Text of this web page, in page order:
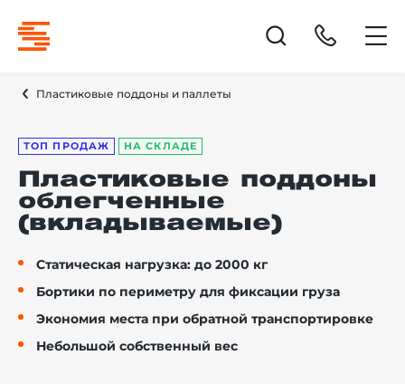
Пластиковые поддоны и паллеты
ТОП ПРОДАЖ НА СКЛАДЕ
Пластиковые поддоны
облегченные
(вкладываемые)
Статическая нагрузка: до 2000 кг
Бортики по периметру для фиксации груза
Экономия места при обратной транспортировке
Небольшой собственный вес